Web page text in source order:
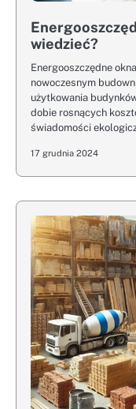
wiedzieć?
Energooszczędne
nowoczesnym
użytkowania
dobie rosnących
świadomości
17 grudnia 2024